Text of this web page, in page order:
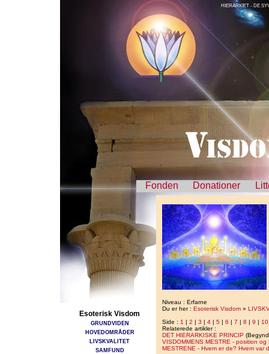
HIERARKIET - DE
Fonden Donationer
Esoterisk Visdom
GRUNDVIDEN
HOVEDOMRÅDER
LIVSKVALITET
SAMFUND
Niveau : Erfarne
Du er her : Esoterisk Visdom »
Side : 1 | 2 | 3 | 4 | 5 | 6 | 7 | 8 | 9 | 10
Relaterede artikler :
DET HIERARKISKE PRINCIP
VISDOMMENS MESTRE - position og
MESTRENE - Hvem er de? Hvem var